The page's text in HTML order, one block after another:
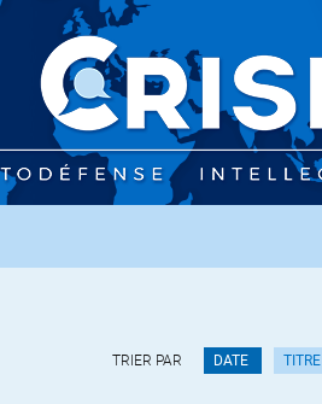
TRIER PAR DATE TITRE